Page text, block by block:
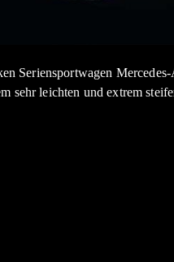
Seriensportwagen
sehr leichten und extrem